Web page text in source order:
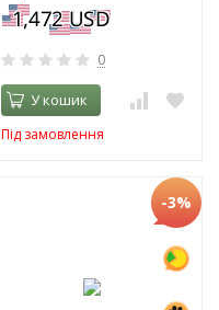
0
У кошик
Під замовлення
-3%